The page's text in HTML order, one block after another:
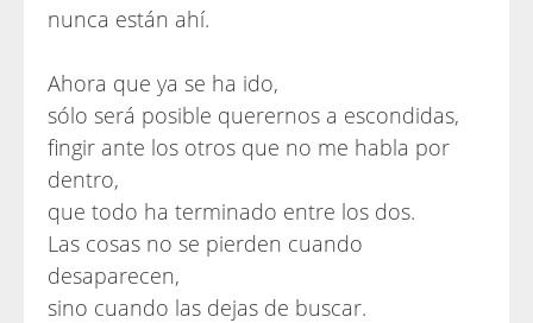
nunca están ahí.
Ahora que ya se ha ido,
sólo será posible querernos a escondidas,
fingir ante los otros que no me habla por
dentro,
que todo ha terminado entre los dos.
Las cosas no se pierden cuando
desaparecen,
sino cuando las dejas de buscar.